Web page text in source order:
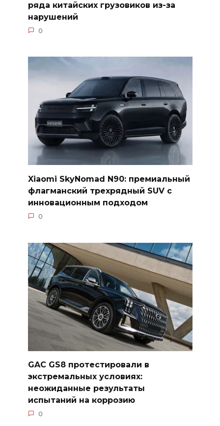
ряда китайских грузовиков из-за
нарушений
0
Xiaomi SkyNomad N90: премиальный
флагманский трехрядный SUV с
инновационным подходом
0
GAC GS8 протестировали в
экстремальных условиях:
неожиданные результаты
испытаний на коррозию
0